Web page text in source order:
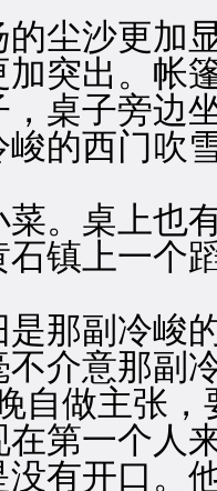
沙更加显
加突出。帐
桌子旁边
西门吹雪
。桌上也
上一个蹈
那副冷峻
意那副冷
自做主张
第一个人
开口。他